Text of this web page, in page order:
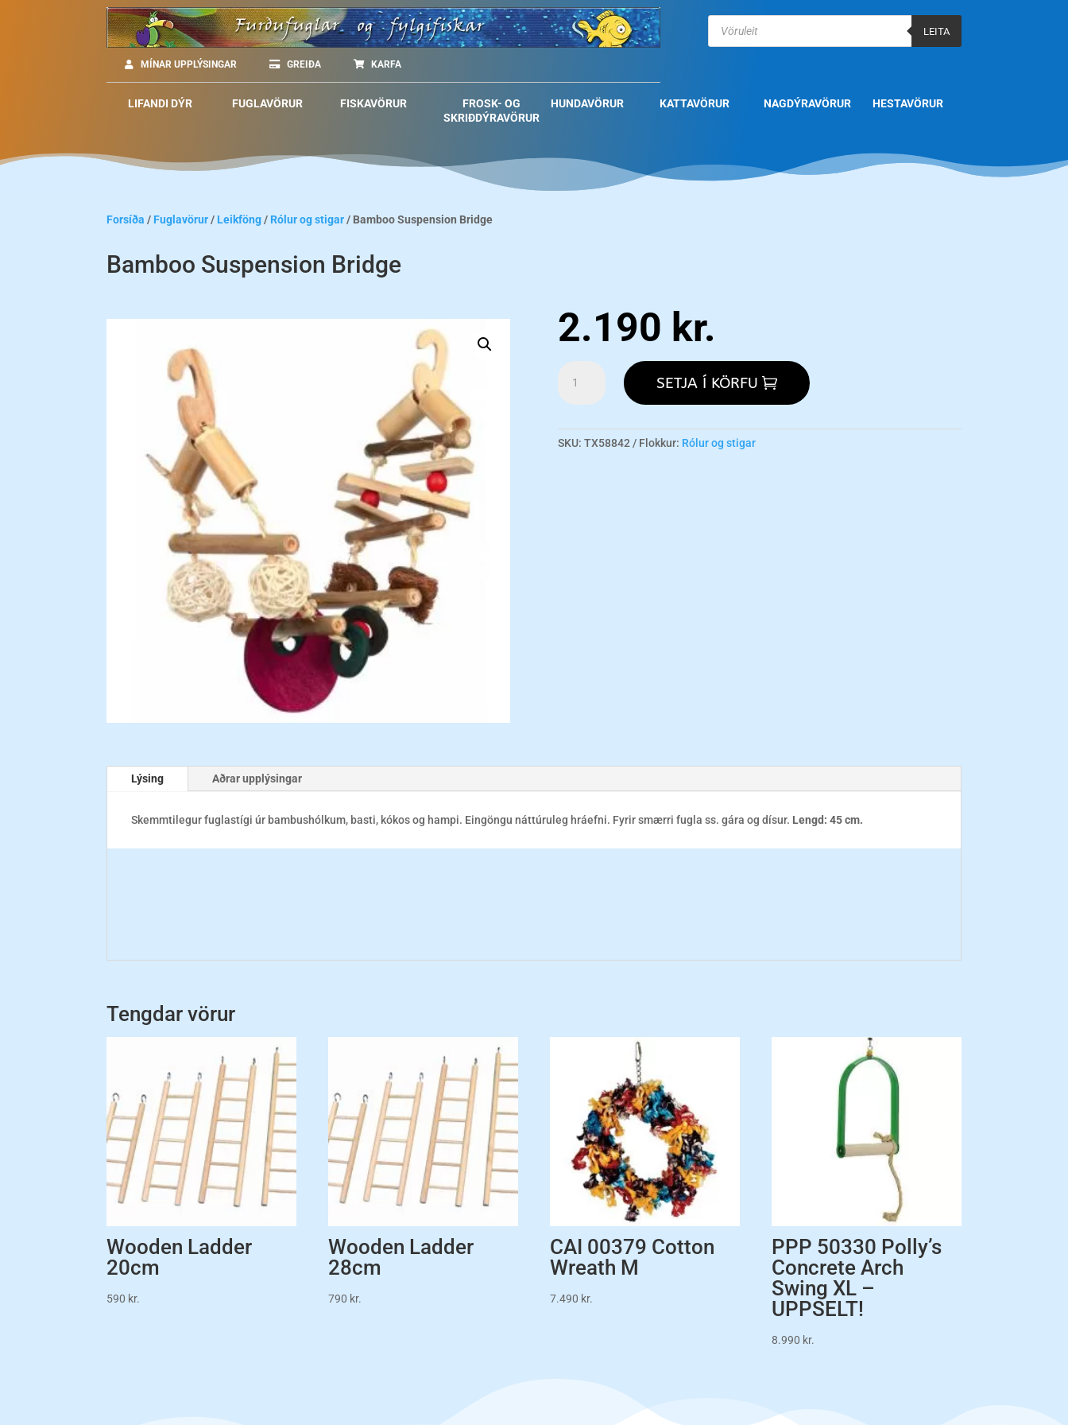
MÍNAR UPPLÝSINGAR GREIÐA KARFA
Products
search
LEITA
LIFANDI DÝR FUGLAVÖRUR FISKAVÖRUR
FROSK- OG
SKRIÐDÝRAVÖRUR
HUNDAVÖRUR KATTAVÖRUR NAGDÝRAVÖRUR HESTAVÖRUR
Forsíða / Fuglavörur/ Leikföng/ Rólur og stigar/ Bamboo Suspension Bridge
Bamboo Suspension Bridge
2.190 kr.
Suspension
SETJA Í KÖRFU
SKU: TX58842 Flokkur: Rólur og stigar
Lýsing Aðrar upplýsingar
Skemmtilegur fuglastígi úr bambushólkum, basti, kókos og hampi. Eingöngu náttúruleg hráefni. Fyrir smærri fugla ss. gára og dísur. Lengd: 45 cm.
Tengdar vörur
Wooden Ladder
20cm
590 kr.
Wooden Ladder
28cm
790 kr.
CAI 00379 Cotton
Wreath M
7.490 kr.
PPP 50330 Polly’s
Concrete Arch
Swing XL –
UPPSELT!
8.990 kr.